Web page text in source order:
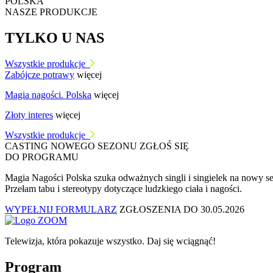
NASZE PRODUKCJE
TYLKO U NAS
Wszystkie produkcje
Zabójcze potrawy więcej
Magia nagości. Polska więcej
Złoty interes więcej
Wszystkie produkcje
CASTING NOWEGO SEZONU ZGŁOŚ SIĘ
DO PROGRAMU
Magia Nagości Polska szuka odważnych singli i singielek na nowy
Przełam tabu i stereotypy dotyczące ludzkiego ciała i nagości.
WYPEŁNIJ FORMULARZ ZGŁOSZENIA DO 30.05.2026
Telewizja, która pokazuje wszystko. Daj się wciągnąć!
Program